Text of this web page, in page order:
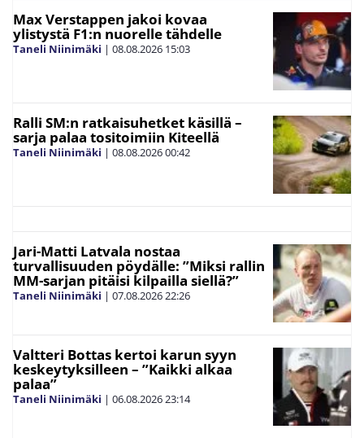
Max Verstappen jakoi kovaa
ylistystä F1:n nuorelle tähdelle
Taneli Niinimäki | 08.08.2026 15:03
Ralli SM:n ratkaisuhetket käsillä –
sarja palaa tositoimiin Kiteellä
Taneli Niinimäki | 08.08.202600:42
Jari-Matti Latvala nostaa
turvallisuuden pöydälle: ”Miksi rallin
MM-sarjan pitäisi kilpailla siellä?”
Taneli Niinimäki | 07.08.202622:26
Valtteri Bottas kertoi karun syyn
keskeytyksilleen – ”Kaikki alkaa
palaa”
Taneli Niinimäki | 06.08.202623:14